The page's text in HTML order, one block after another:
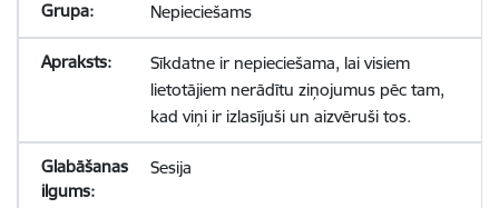
Nepieciešams
Sīkdatne ir nepieciešama, lai visiem
lietotājiem nerādītu ziņojumus pēc tam,
kad viņi ir izlasījuši un aizvēruši tos.
Sesija